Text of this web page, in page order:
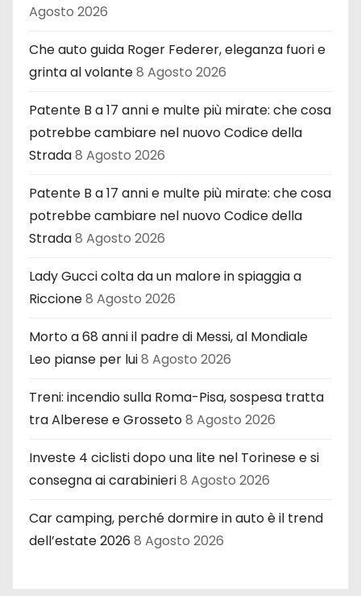
Agosto 2026
Che auto guida Roger Federer, eleganza fuori e
grinta al volante8 Agosto 2026
Patente B a 17 anni e multe più mirate: che cosa
potrebbe cambiare nel nuovo Codice della
Strada8 Agosto 2026
Patente B a 17 anni e multe più mirate: che cosa
potrebbe cambiare nel nuovo Codice della
Strada8 Agosto 2026
Lady Gucci colta da un malore in spiaggia a
Riccione8 Agosto 2026
Morto a 68 anni il padre di Messi, al Mondiale
Leo pianse per lui8 Agosto 2026
Treni: incendio sulla Roma-Pisa, sospesa tratta
tra Alberese e Grosseto8 Agosto 2026
Investe 4 ciclisti dopo una lite nel Torinese e si
consegna ai carabinieri8 Agosto 2026
Car camping, perché dormire in auto è il trend
dell’estate 2026 8 Agosto 2026